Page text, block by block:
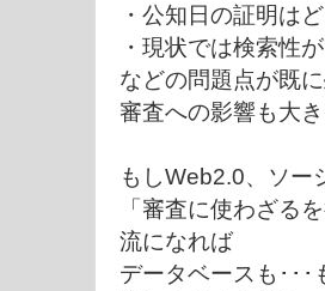
・公知日の証明は
・現状では検索性
などの問題点が既
審査への影響も大
もしWeb2.0、ソー
「審査に使わざる
流になれば
データベースも･･